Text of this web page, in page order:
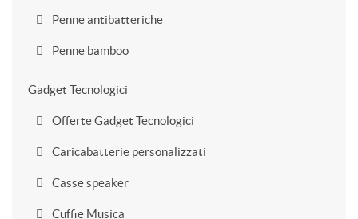
Penne antibatteriche
Penne bamboo
Gadget Tecnologici
Offerte Gadget Tecnologici
Caricabatterie personalizzati
Casse speaker
Cuffie Musica